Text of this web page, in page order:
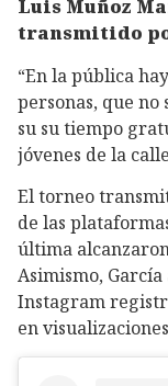
Luis Muñoz
transmitido
“En la pública
personas, que no
su su tiempo
jóvenes de la
El torneo
de las
última
Asimismo,
Instagram
en